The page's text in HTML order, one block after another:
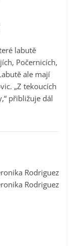
labutě
Počernicích,
ale mají
„Z tekoucích
přibližuje dál
Rodriguez
Rodriguez